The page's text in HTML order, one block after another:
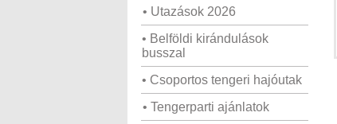
• Utazások 2026
• Belföldi kirándulások
busszal
• Csoportos tengeri hajóutak
• Tengerparti ajánlatok